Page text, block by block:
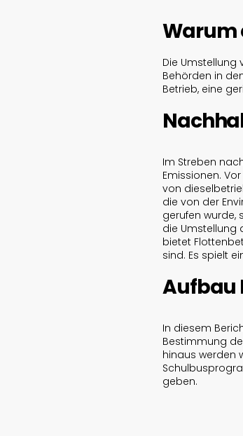
Warum
Die Umstellung
Behörden in
Betrieb, eine
Im Streben
Emissionen.
von
die von der
gerufen wurde,
die Umstellung
bietet
sind. Es spielt
Aufbau
In diesem
Bestimmung
hinaus werden
geben.